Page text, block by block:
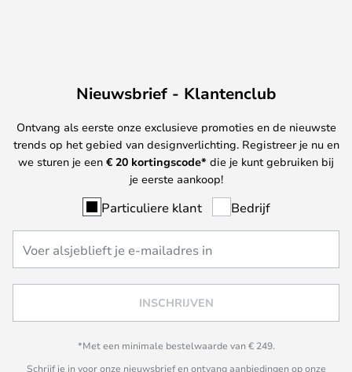
Nieuwsbrief - Klantenclub
Ontvang als eerste onze exclusieve promoties en de nieuwste
trends op het gebied van designverlichting. Registreer je nu en
we sturen je een € 20 kortingscode* die je kunt gebruiken bij
je eerste aankoop!
Particuliere klant Bedrijf
INSCHRIJVEN
*Met een minimale bestelwaarde van € 249.
Schrijf je in voor onze nieuwsbrief en ontvang aanbiedingen op onze